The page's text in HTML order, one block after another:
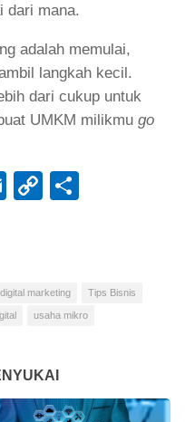
dari mana.
adalah memulai,
langkah kecil.
dari cukup untuk
UMKM milikmu go
Email
Copy
digital marketing Tips Bisnis
usaha mikro